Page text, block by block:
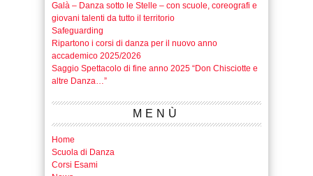
Galà – Danza sotto le Stelle – con scuole, coreografi e
giovani talenti da tutto il territorio
Safeguarding
Ripartono i corsi di danza per il nuovo anno
accademico 2025/2026
Saggio Spettacolo di fine anno 2025 “Don Chisciotte e
altre Danza…”
MENÙ
Home
Scuola di Danza
Corsi Esami